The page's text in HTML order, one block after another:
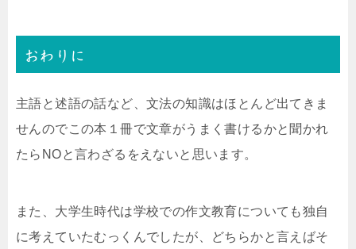
おわりに
主語と述語の話など、文法の知識はほとんど出てきま
せんのでこの本１冊で文章がうまく書けるかと聞かれ
たらNOと言わざるをえないと思います。
また、大学生時代は学校での作文教育についても独自
に考えていたむっくんでしたが、どちらかと言えばそ